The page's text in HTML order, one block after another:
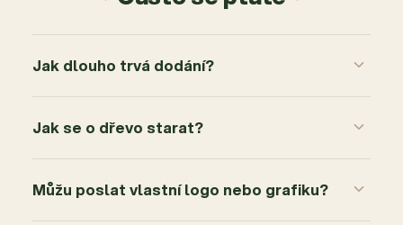
Jak dlouho trvá dodání?
Jak se o dřevo starat?
Můžu poslat vlastní logo nebo grafiku?